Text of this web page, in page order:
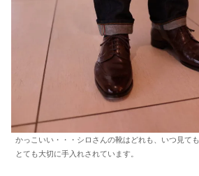
かっこいい・・・シロさんの靴はどれも、いつ見ても
とても大切に手入れされています。